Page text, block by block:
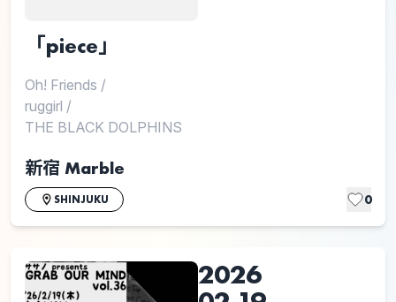
「piece」
Oh! Friends /
ruggirl /
THE BLACK DOLPHINS
新宿 Marble
SHINJUKU 0
2026